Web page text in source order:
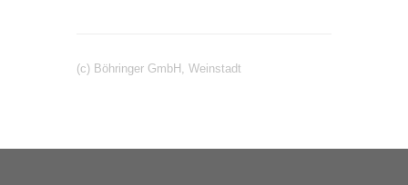
(c) Böhringer GmbH, Weinstadt